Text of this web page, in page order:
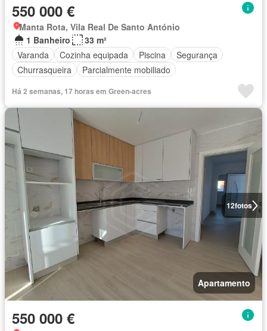
550 000 €
Manta Rota, Vila Real De Santo António
1 Banheiro
33 m²
Varanda
Cozinha equipada Piscina
Segurança
Churrasqueira
Parcialmente mobiliado
Há 2 semanas, 17 horas em Green-acres
12fotos
Apartamento
550 000 €